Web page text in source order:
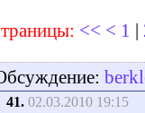
<< < 1
41. 02.03.2010 19:15